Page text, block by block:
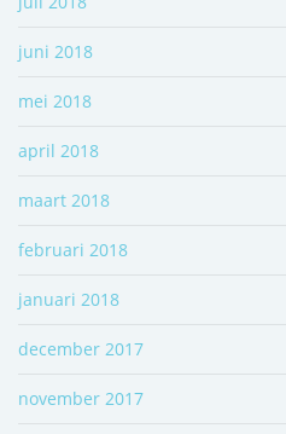
juni 2018
mei 2018
april 2018
maart 2018
februari 2018
januari 2018
december 2017
november 2017